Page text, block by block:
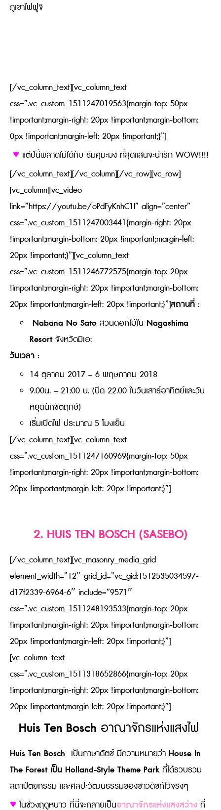
ภูเขาไฟฟูจิ
[/vc_column_text][vc_column_text
css=”.vc_custom_1511247019563{margin-top: 50px
!important;margin-right: 20px !important;margin-bottom:
0px !important;margin-left: 20px !important;}”]
♥ แต่ปีนี้พลาดไม่ได้กับ ธีมคุมะมง ที่สุดแสนจะน่ารัก WOW!!!!
[/vc_column_text][/vc_column][/vc_row][vc_row]
[vc_column][vc_video
link=”https://youtu.be/oPdFyKnhC1I” align=”center”
css=”.vc_custom_1511247003441{margin-right: 20px
!important;margin-bottom: 20px !important;margin-left:
20px !important;}”][vc_column_text
css=”.vc_custom_1511246772575{margin-top: 20px
!important;margin-right: 20px !important;margin-bottom:
20px !important;margin-left: 20px !important;}”]สถานที่ :
Nabana No Sato สวนดอกไม้ใน Nagashima
Resortจังหวัดมิเอะ
วันเวลา :
14 ตุลาคม 2017 – 6 พฤษภาคม 2018
9.00น. – 21:00 น. (ปิด 22.00 ในวันเสาร์อาทิตย์และวัน
หยุดนักขัตฤกษ์)
เริ่มเปิดไฟ ประมาณ 5 โมงเย็น
[/vc_column_text][vc_column_text
css=”.vc_custom_1511247160969{margin-top: 50px
!important;margin-right: 20px !important;margin-bottom:
20px !important;margin-left: 20px !important;}”]
2. HUIS TEN BOSCH (SASEBO)
[/vc_column_text][vc_masonry_media_grid
element_width=”12″ grid_id=”vc_gid:1512535034597-
d17f2339-6964-6″ include=”9571″
css=”.vc_custom_1511248193533{margin-top: 20px
!important;margin-right: 20px !important;margin-bottom:
20px !important;margin-left: 20px !important;}”]
[vc_column_text
css=”.vc_custom_1511318652866{margin-top: 20px
!important;margin-right: 20px !important;margin-bottom:
20px !important;margin-left: 20px !important;}”]
Huis Ten Bosch อาณาจักรแห่งแสงไฟ
Huis Ten Bosch เป็นภาษาดัตช์ มีความหมายว่า House In
The Forest เป็น Holland-Style Theme Parkที่ได้รวบรวม
สถาปัตยกรรม และศิลปะวัฒนธรรมของชาวดัชท์ไว้จริงๆ
♥ ในช่วงฤดูหนาว ที่นี่จะกลายเป็นอาณาจักรแห่งแสงสว่าง ที่